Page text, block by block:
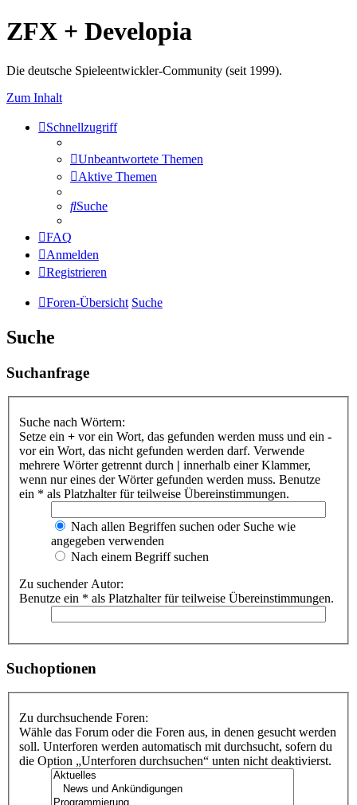
ZFX + Developia
Die deutsche Spieleentwickler-Community (seit 1999).
Zum Inhalt
Schnellzugriff
Unbeantwortete Themen
Aktive Themen
Suche
FAQ
Anmelden
Registrieren
Foren-Übersicht Suche
Suche
Suchanfrage
Suche nach Wörtern:
Setze ein + vor ein Wort, das gefunden werden muss und ein -
vor ein Wort, das nicht gefunden werden darf. Verwende
mehrere Wörter getrennt durch | innerhalb einer Klammer,
wenn nur eines der Wörter gefunden werden muss. Benutze
ein * als Platzhalter für teilweise Übereinstimmungen.
Nach allen Begriffen suchen oder Suche wie
angegeben verwenden
Nach einem Begriff suchen
Zu suchender Autor:
Benutze ein * als Platzhalter für teilweise Übereinstimmungen.
Suchoptionen
Zu durchsuchende Foren:
Wähle das Forum oder die Foren aus, in denen gesucht werden
soll. Unterforen werden automatisch mit durchsucht, sofern du
die Option „Unterforen durchsuchen“ unten nicht deaktivierst.